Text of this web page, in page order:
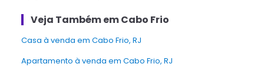
Veja Também em Cabo Frio
Casa à venda em Cabo Frio, RJ
apartamento à venda em Cabo Frio, RJ